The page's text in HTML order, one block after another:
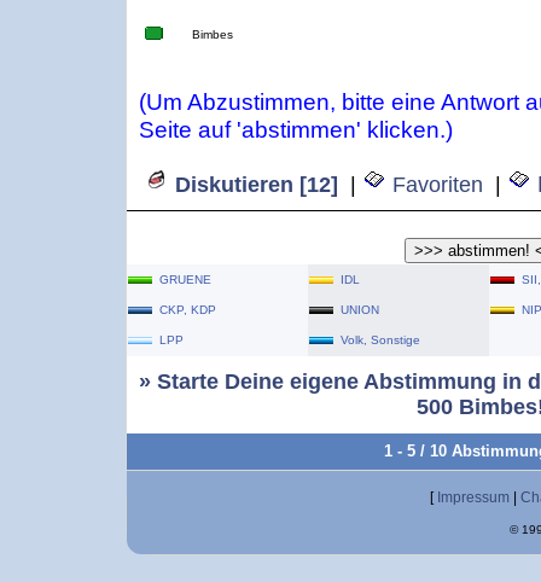
Bimbes
(Um Abzustimmen, bitte eine Antwort
Seite auf 'abstimmen' klicken.)
Diskutieren [12] Favoriten
GRUENE IDL
CKP, KDP UNION NIP
LPP Volk, Sonstige
» Starte Deine eigene Abstimmung in
500
1 - 5 / 10
[ Impressum
©